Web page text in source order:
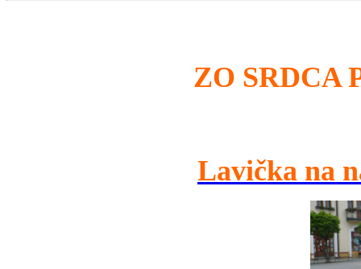
ZO SRDCA
Lavička na